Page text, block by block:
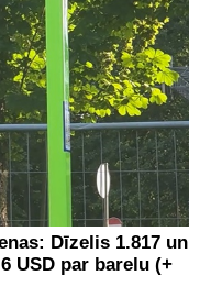
Dīzelis 1.817 un
USD par barelu (+